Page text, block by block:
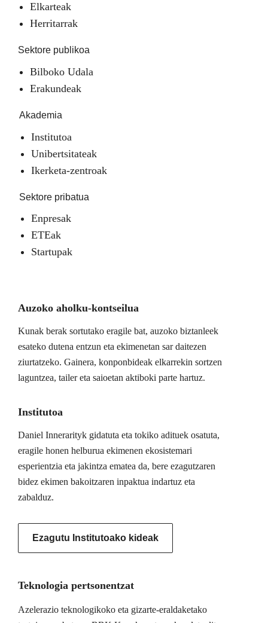
Elkarteak
Herritarrak
Sektore publikoa
Bilboko Udala
Erakundeak
Akademia
Institutoa
Unibertsitateak
Ikerketa-zentroak
Sektore pribatua
Enpresak
ETEak
Startupak
Auzoko aholku-kontseilua
Kunak berak sortutako eragile bat, auzoko biztanleek
esateko dutena entzun eta ekimenetan sar daitezen
ziurtatzeko. Gainera, konponbideak elkarrekin sortzen
laguntzea, tailer eta saioetan aktiboki parte hartuz.
Institutoa
Daniel Innerarityk gidatuta eta tokiko adituek osatuta,
eragile honen helburua ekimenen ekosistemari
esperientzia eta jakintza ematea da, bere ezagutzaren
bidez ekimen bakoitzaren inpaktua indartuz eta
zabalduz.
Ezagutu Institutoako kideak
Teknologia pertsonentzat
Azelerazio teknologikoko eta gizarte-eraldaketako